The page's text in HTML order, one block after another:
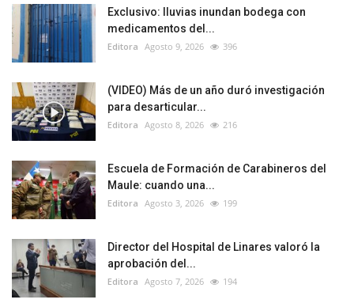
Exclusivo: lluvias inundan bodega con
medicamentos del...
Editora Agosto 9, 2026 396
(VIDEO) Más de un año duró investigación
para desarticular...
Editora Agosto 8, 2026 216
Escuela de Formación de Carabineros del
Maule: cuando una...
Editora Agosto 3, 2026 199
Director del Hospital de Linares valoró la
aprobación del...
Editora Agosto 7, 2026 194